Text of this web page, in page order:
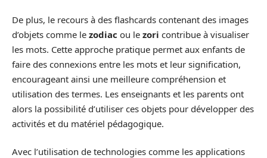
De plus, le recours à des flashcards contenant des images
d’objets comme le zodiac ou le zori contribue à visualiser
les mots. Cette approche pratique permet aux enfants de
faire des connexions entre les mots et leur signification,
encourageant ainsi une meilleure compréhension et
utilisation des termes. Les enseignants et les parents ont
alors la possibilité d’utiliser ces objets pour développer des
activités et du matériel pédagogique.
Avec l’utilisation de technologies comme les applications